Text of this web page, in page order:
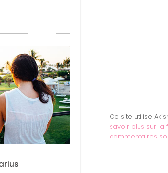
Ce site utilise
savoir plus sur
commentaires